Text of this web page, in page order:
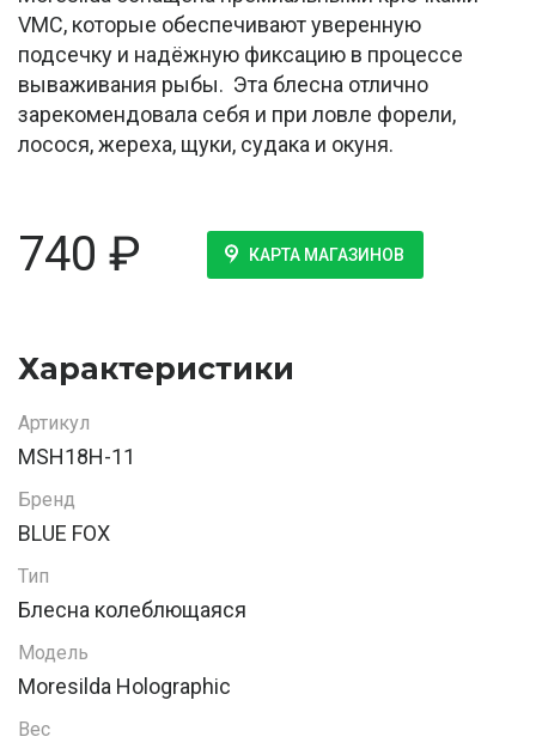
VMC, которые обеспечивают уверенную
подсечку и надёжную фиксацию в процессе
вываживания рыбы. Эта блесна отлично
зарекомендовала себя и при ловле форели,
лосося, жереха, щуки, судака и окуня.
740 ₽ КАРТА МАГАЗИНОВ
Характеристики
Артикул
MSH18H-11
Бренд
BLUE FOX
Тип
Блесна колеблющаяся
Модель
Moresilda Holographic
Вес